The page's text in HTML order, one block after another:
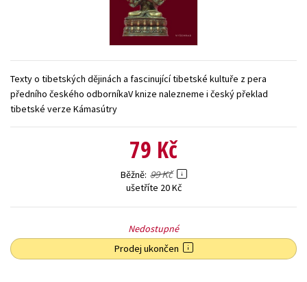
Zahraniční literatura
Texty o tibetských dějinách a fascinující tibetské kultuře z pera
předního českého odborníkaV knize nalezneme i český překlad
tibetské verze Kámasútry
79 Kč
Běžně 99 Kč
ušetříte 20 Kč
Nedostupné
Prodej ukončen